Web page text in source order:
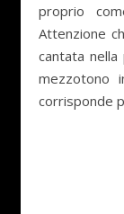
proprio
Attenzione
cantata
mezzotono
corrisponde